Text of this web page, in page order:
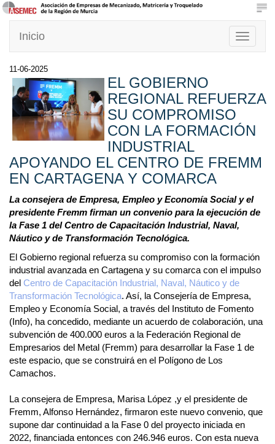
Toggle
Inicio
11-06-2025
EL GOBIERNO
REGIONAL REFUERZA
SU COMPROMISO
CON LA FORMACIÓN
INDUSTRIAL
APOYANDO EL CENTRO DE FREMM
EN CARTAGENA Y COMARCA
La consejera de Empresa, Empleo y Economía Social y el
presidente Fremm firman un convenio para la ejecución de
la Fase 1 del Centro de Capacitación Industrial, Naval,
Náutico y de Transformación Tecnológica.
El Gobierno regional refuerza su compromiso con la formación
industrial avanzada en Cartagena y su comarca con el impulso
del Centro de Capacitación Industrial, Naval, Náutico y de
Transformación Tecnológica. Así, la Consejería de Empresa,
Empleo y Economía Social, a través del Instituto de Fomento
(Info), ha concedido, mediante un acuerdo de colaboración, una
subvención de 400.000 euros a la Federación Regional de
Empresarios del Metal (Fremm) para desarrollar la Fase 1 de
este espacio, que se construirá en el Polígono de Los
Camachos.
La consejera de Empresa, Marisa López ,y el presidente de
Fremm, Alfonso Hernández, firmaron este nuevo convenio, que
supone dar continuidad a la Fase 0 del proyecto iniciada en
2022, financiada entonces con 246.946 euros. Con esta nueva